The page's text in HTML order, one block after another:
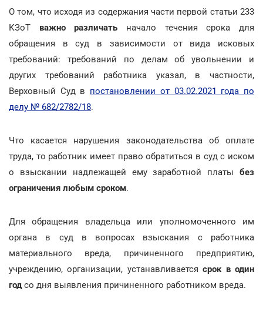
О том, что исходя из содержания части первой статьи 233
КЗоТ важно различать начало течения срока для
обращения в суд в зависимости от вида исковых
требований: требований по делам об увольнении и
других требований работника указал, в частности,
Верховный Суд в постановлении от 03.02.2021 года по
делу № 682/2782/18.
Что касается нарушения законодательства об оплате
труда, то работник имеет право обратиться в суд с иском
о взыскании надлежащей ему заработной платы без
ограничения любым сроком.
Для обращения владельца или уполномоченного им
органа в суд в вопросах взыскания с работника
материального вреда, причиненного предприятию,
учреждению, организации, устанавливается срок в один
годсо дня выявления причиненного работником вреда.